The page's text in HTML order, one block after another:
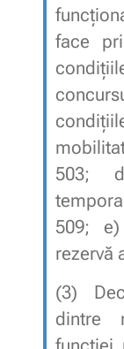
face
503;
509; e)
rezervă
(3)
dintre